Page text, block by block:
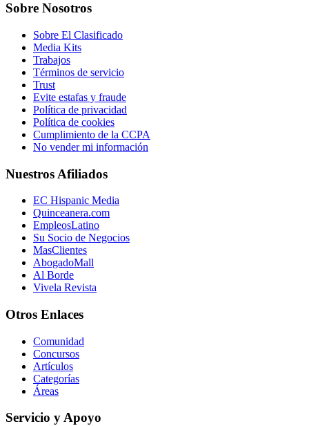
Sobre Nosotros
Sobre El Clasificado
Media Kits
Trabajos
Términos de servicio
Trust
Evite estafas y fraude
Política de privacidad
Política de cookies
Cumplimiento de la CCPA
No vender mi información
Nuestros Afiliados
EC Hispanic Media
Quinceanera.com
EmpleosLatino
Su Socio de Negocios
MasClientes
AbogadoMall
Al Borde
Vivela Revista
Otros Enlaces
Comunidad
Concursos
Artículos
Categorías
Áreas
Servicio y Apoyo